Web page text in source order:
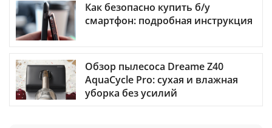
Как безопасно купить б/у
смартфон: подробная инструкция
Обзор пылесоса Dreame Z40
AquaCycle Pro: сухая и влажная
уборка без усилий